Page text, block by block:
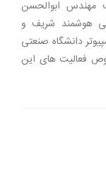
مهندس ابوالحسن
هوشمند شریف و
دانشگاه صنعتی
فعالیت های این
دربارهافزایش حجم